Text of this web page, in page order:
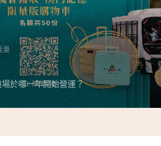
量
於哪一年開始營運？